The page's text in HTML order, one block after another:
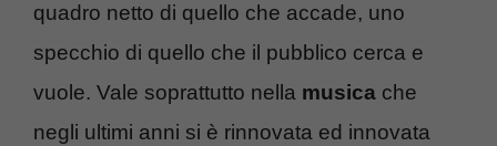
quadro netto di quello che accade, uno
specchio di quello che il pubblico cerca e
vuole. Vale soprattutto nella musica che
negli ultimi anni si è rinnovata ed innovata